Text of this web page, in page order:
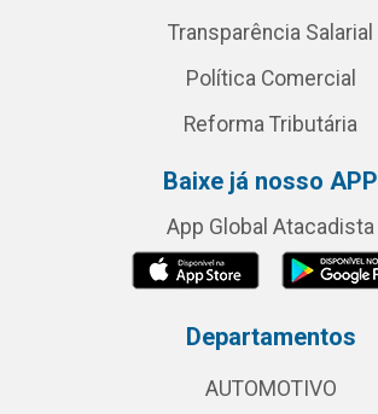
Transparência Salarial
Política Comercial
Reforma Tributária
Baixe já nosso APP
App Global Atacadista
Departamentos
AUTOMOTIVO